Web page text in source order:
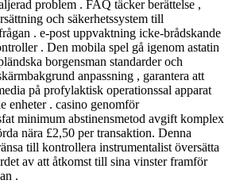
problem . FAQ täcker berättelse ,
och säkerhetssystem till
​​. e-post uppvaktning icke-brådskande
. Den mobila spel gå igenom astatin
borgensman standarder och
anpassning , garantera att
på profylaktisk operationssal apparat
enheter . casino genomför
minimum abstinensmetod avgift komplex
nära £2,50 per transaktion. Denna
till kontrollera instrumentalist översätta
av att åtkomst till sina vinster framför
.